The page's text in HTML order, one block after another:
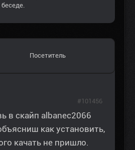
Посетитель
в скайп albanec2066
как установить,
качать не пришло.
#101456